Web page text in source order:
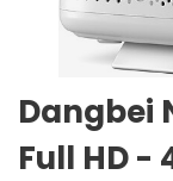
Dangbei
Full HD -